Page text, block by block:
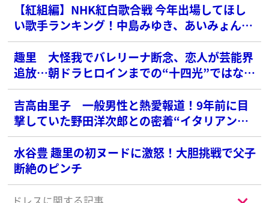
【紅組編】NHK紅白歌合戦 今年出場してほし
い歌手ランキング！中島みゆき、あいみょんを
抑えた1位は？
趣里 大怪我でバレリーナ断念、恋人が芸能界
追放…朝ドラヒロインまでの“十四光”ではない
壮絶半生
吉高由里子 一般男性と熱愛報道！9年前に目
撃していた野田洋次郎との密着“イタリアンデ
ート”
水谷豊 趣里の初ヌードに激怒！大胆挑戦で父子
断絶のピンチ